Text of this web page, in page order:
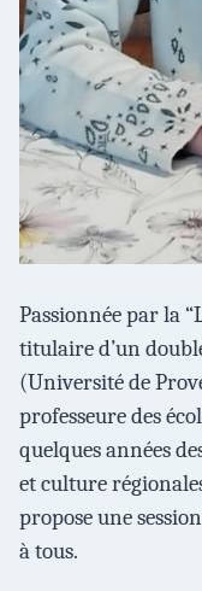
Passionnée par la
titulaire d’un
(Université de
professeure des
quelques années
et culture
propose une
à tous.